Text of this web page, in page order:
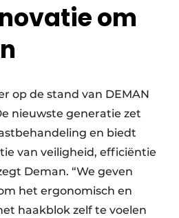
om
op de stand van DEMAN
nieuwste generatie zet
en biedt
van veiligheid, efficiëntie
Deman. “We geven
het ergonomisch en
haakblok zelf te voelen